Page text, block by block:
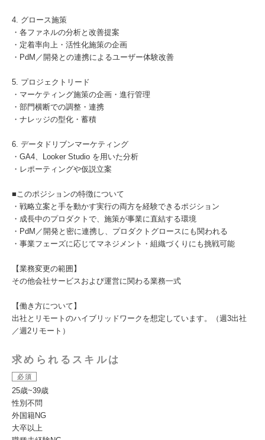
4. グロース施策
・各ファネルの分析と改善提案
・定着率向上・活性化施策の企画
・PdM／開発との連携によるユーザー体験改善
5. プロジェクトリード
・マーケティング施策の企画・進行管理
・部門横断での調整・連携
・ナレッジの型化・蓄積
6. データドリブンマーケティング
・GA4、Looker Studio を用いた分析
・レポーティングや仮説立案
■このポジションの特徴について
・戦略立案と手を動かす実行の両方を経験できるポジション
・成長中のプロダクトで、施策が事業に直結する環境
・PdM／開発と密に連携し、プロダクトグロースにも関われる
・事業フェーズに応じてマネジメント・組織づくりにも挑戦可能
【業務変更の範囲】
その他会社サービスおよび運営に関わる業務一式
【働き方について】
出社とリモートのハイブリッドワークを想定しています。（週3出社
／週2リモート）
求められるスキルは
必須
25歳~39歳
性別不問
外国籍NG
大卒以上